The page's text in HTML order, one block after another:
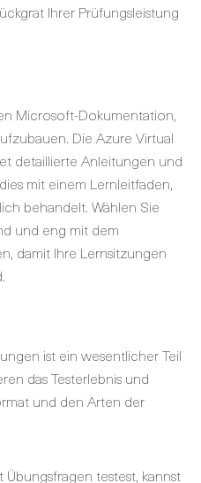
Ihrer Prüfungsleistung
Microsoft-Dokumentation,
Die Azure Virtual
detaillierte Anleitungen und
mit einem Lernleitfaden,
behandelt. Wählen Sie
und eng mit dem
damit Ihre Lernsitzungen
ist ein wesentlicher Teil
das Testerlebnis und
und den Arten der
testest, kannst